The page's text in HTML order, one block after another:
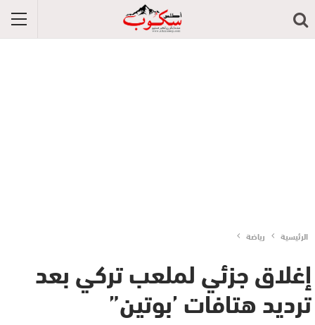
الرئيسية رياضة
إغلاق جزئي لملعب تركي بعد
ترديد هتافات ’بوتين”